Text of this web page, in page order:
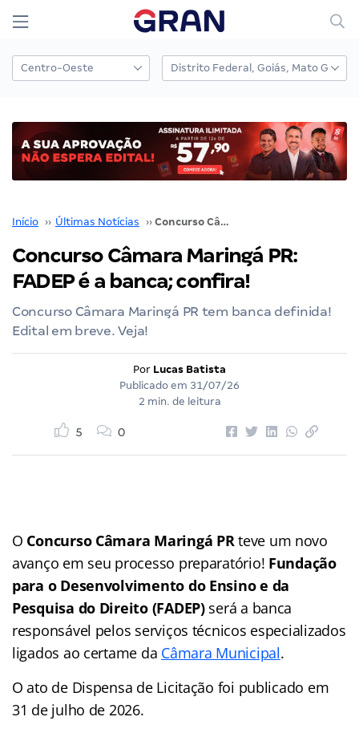
Início ›› Últimas Notícias ›› Concurso Câmara Maringá PR: FADEP é a banca; confira!
Concurso Câmara Maringá PR:
FADEP é a banca; confira!
Concurso Câmara Maringá PR tem banca definida!
Edital em breve. Veja!
Por Lucas Batista
Publicado em 31/07/26
2 min. de leitura
5 0
O Concurso Câmara Maringá PRteve um novo
avanço em seu processo preparatório! Fundação
para o Desenvolvimento do Ensino e da
Pesquisa do Direito (FADEP)será a banca
responsável pelos serviços técnicos especializados
ligados ao certame da Câmara Municipal.
O ato de Dispensa de Licitação foi publicado em
31 de julho de 2026.